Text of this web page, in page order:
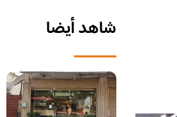
شاهد أيضا